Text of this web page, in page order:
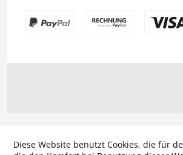
Diese Website benutzt Cookies, die für